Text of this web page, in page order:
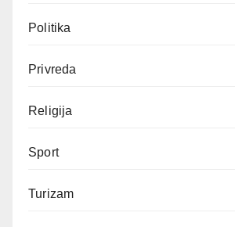
Politika
Privreda
Religija
Sport
Turizam